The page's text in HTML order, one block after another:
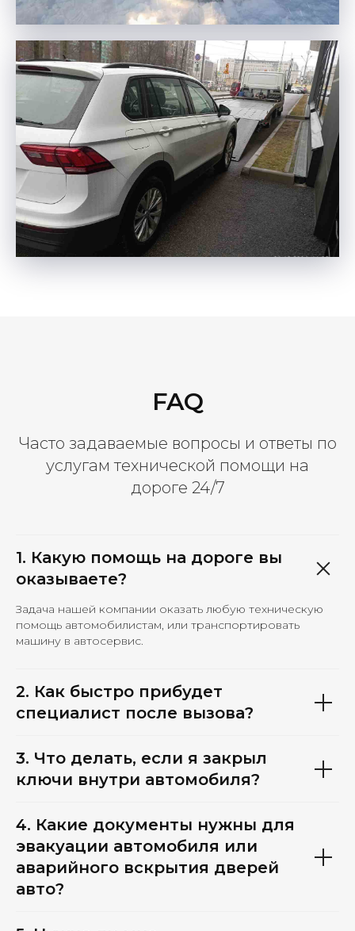
FAQ
Часто задаваемые вопросы и ответы по
услугам технической помощи на
дороге 24/7
1. Какую помощь на дороге вы
оказываете?
Задача нашей компании оказать любую техническую
помощь автомобилистам, или транспортировать
машину в автосервис.
2. Как быстро прибудет
специалист после вызова?
3. Что делать, если я закрыл
ключи внутри автомобиля?
4. Какие документы нужны для
эвакуации автомобиля или
аварийного вскрытия дверей
авто?